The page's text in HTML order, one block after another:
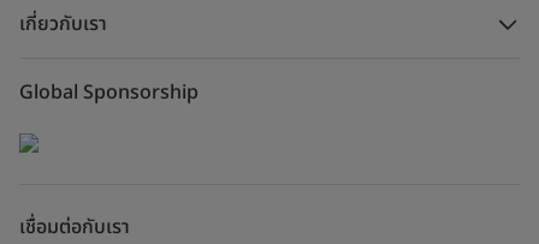
เกี่ยวกับเรา
Global Sponsorship
เชื่อมต่อกับเรา